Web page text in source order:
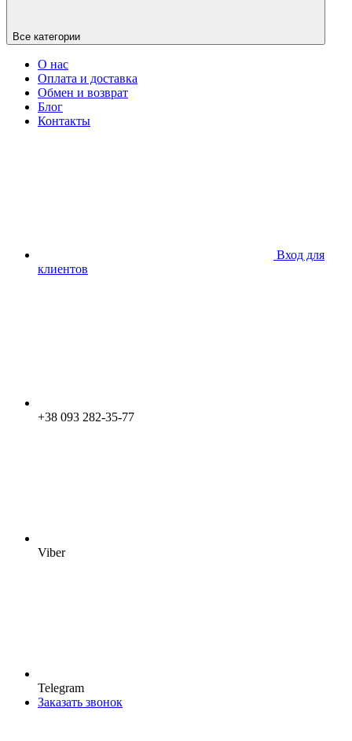
Все категории
О нас
Оплата и доставка
Обмен и возврат
Блог
Контакты
Вход для
клиентов
+38 093 282-35-77
Viber
Telegram
Заказать звонок